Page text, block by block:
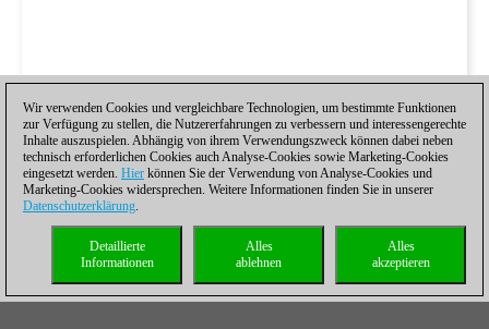
Wir verwenden Cookies und vergleichbare Technologien, um bestimmte Funktionen
zur Verfügung zu stellen, die Nutzererfahrungen zu verbessern und interessengerechte
Inhalte auszuspielen. Abhängig von ihrem Verwendungszweck können dabei neben
technisch erforderlichen Cookies auch Analyse-Cookies sowie Marketing-Cookies
eingesetzt werden. Hier können Sie der Verwendung von Analyse-Cookies und
Marketing-Cookies widersprechen. Weitere Informationen finden Sie in unserer
Datenschutzerklärung.
Alles
akzeptieren
Alles
ablehnen
Detaillierte
Informationen